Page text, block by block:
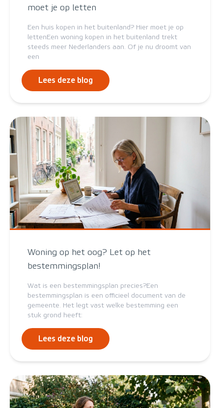
moet je op letten
Een huis kopen in het buitenland? Hier moet je op
lettenEen woning kopen in het buitenland trekt
steeds meer Nederlanders aan. Of je nu droomt van
een
Lees deze blog
Woning op het oog? Let op het
bestemmingsplan!
Wat is een bestemmingsplan precies?Een
bestemmingsplan is een officieel document van de
gemeente. Het legt vast welke bestemming een
stuk grond heeft:
Lees deze blog